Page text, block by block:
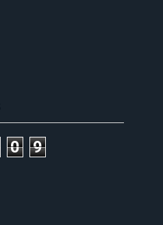
0 9